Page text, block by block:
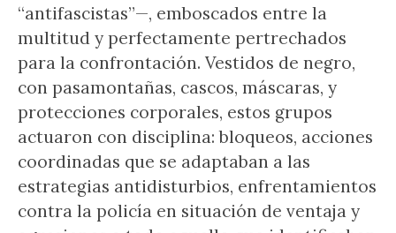
“antifascistas”—, emboscados entre la
multitud y perfectamente pertrechados
para la confrontación. Vestidos de negro,
con pasamontañas, cascos, máscaras, y
protecciones corporales, estos grupos
actuaron con disciplina: bloqueos, acciones
coordinadas que se adaptaban a las
estrategias antidisturbios, enfrentamientos
contra la policía en situación de ventaja y